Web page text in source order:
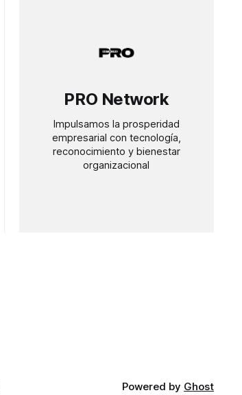
PRO Network
Impulsamos la prosperidad
empresarial con tecnología,
reconocimiento y bienestar
organizacional
Powered by Ghost